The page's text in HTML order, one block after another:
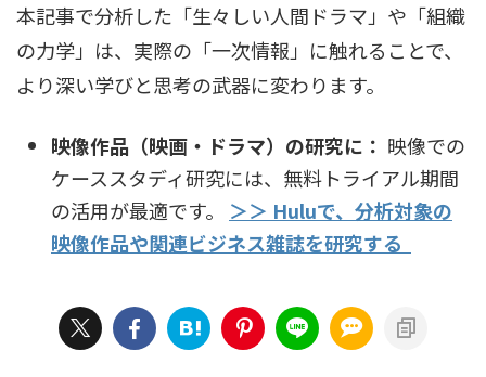
本記事で分析した「生々しい人間ドラマ」や「組織
の力学」は、実際の「一次情報」に触れることで、
より深い学びと思考の武器に変わります。
映像作品（映画・ドラマ）の研究に： 映像での
ケーススタディ研究には、無料トライアル期間
の活用が最適です。 ＞＞ Huluで、分析対象の
映像作品や関連ビジネス雑誌を研究する